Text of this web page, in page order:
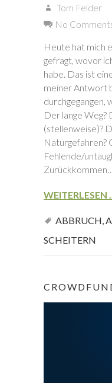
Tom Felder
No
Heute hat mich
gefragt, wovor
habe. Das ist
meiner Antwort
durchgegangen,
Der lange Weg?
(stellenweise)?
Naturgefahren?
Fehlende/
WEITERLESEN
ABBRUCH,
SCHEITERN